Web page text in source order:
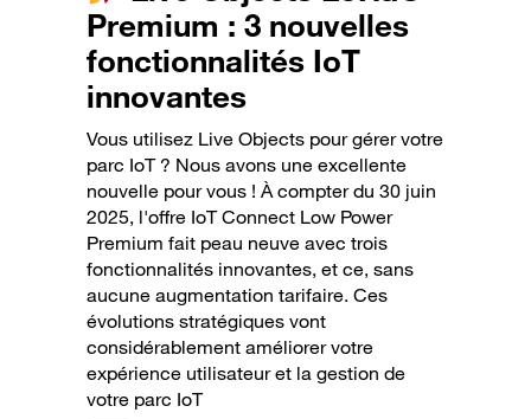
Premium : 3 nouvelles
fonctionnalités IoT
innovantes
Vous utilisez Live Objects pour gérer votre
parc IoT ? Nous avons une excellente
nouvelle pour vous ! À compter du 30 juin
2025, l'offre IoT Connect Low Power
Premium fait peau neuve avec trois
fonctionnalités innovantes, et ce, sans
aucune augmentation tarifaire. Ces
évolutions stratégiques vont
considérablement améliorer votre
expérience utilisateur et la gestion de
votre parc IoT